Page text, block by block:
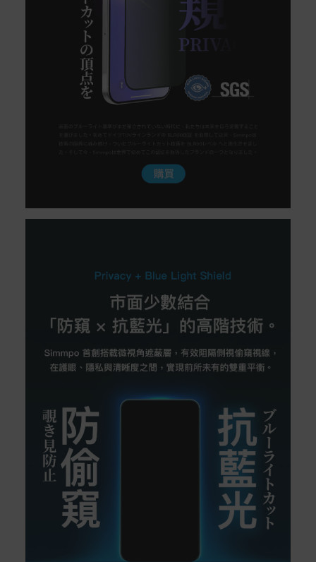
配送服務
本站商品除有特別標示收取運費之商品，其餘全館皆可免
運宅配到府。
Acer旗下品牌商品除可宅配配送全台各地外，部分商品可
以選擇配送至全台各地服務中心。
在消費者完成訂單付款後兩個工作天內會安排訂單出貨，
您可以於「我的訂單」內查詢訂單出貨狀態 (路徑：我的帳
實際的到貨時間依配合的物流商做安排，在無特殊狀況下
可在出貨後的兩個工作天內送達。
Acer旗下品牌商品保固期限與說明請參考此連結：
s://www.acer.com/tw-zh/support/warranty/product-wa
rranties
非Acer旗下品牌商品保固依各商品和之廠商有所不同，詳
情請參考商品說明。
如有相關保固問題以及售後服務問題，您可以透過專線或
服務信箱聯繫客服。
付款方式
本網站提供以下付款方式：
信用卡一次付清：支援Visa、Master Card及JCB卡
別
信用卡分期付款：限指定商品使用，滿1千享3期0利
率/滿1萬享3期0利率/滿3萬享12期0利率
銀行帳戶轉帳：使用一次性虛擬帳戶